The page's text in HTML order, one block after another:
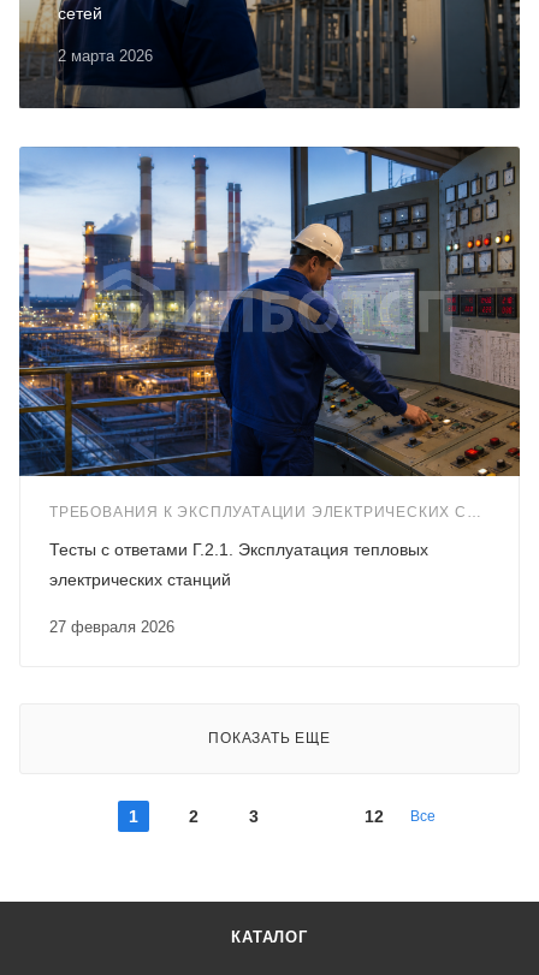
2 марта 2026
сетей
ТРЕБОВАНИЯ К ЭКСПЛУАТАЦИИ ЭЛЕКТРИЧЕСКИХ СТАНЦИЙ И СЕТЕЙ (Г.2)
27 февраля 2026
Тесты с ответами Г.2.1. Эксплуатация тепловых
электрических станций
ПОКАЗАТЬ ЕЩЕ
1 2 3 12 Все
КАТАЛОГ